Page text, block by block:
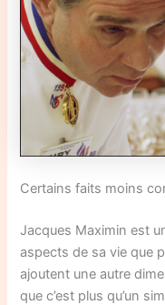
Certains faits moins
Jacques Maximin est
aspects de sa vie que
ajoutent une autre
que c’est plus qu’un